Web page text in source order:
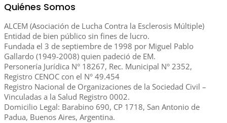
Quiénes Somos
ALCEM (Asociación de Lucha Contra la Esclerosis Múltiple)
Entidad de bien público sin fines de lucro.
Fundada el 3 de septiembre de 1998 por Miguel Pablo
Gallardo (1949-2008) quien padeció de EM.
Personería Jurídica N° 18267, Rec. Municipal N° 2352,
Registro CENOC con el N° 49.454
Registro Nacional de Organizaciones de la Sociedad Civil –
Vinculadas a la Salud Registro 0002.
Domicilio Legal: Barabino 690, CP 1718, San Antonio de
Padua, Buenos Aires, Argentina.